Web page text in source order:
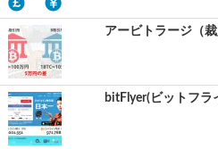
アービトラージ（
bitFlyer(ビットフラ